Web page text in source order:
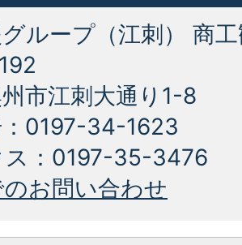
ループ（江刺） 商
市江刺大通り1-8
：0197-34-1623
ス：0197-35-3476
お問い合わせ